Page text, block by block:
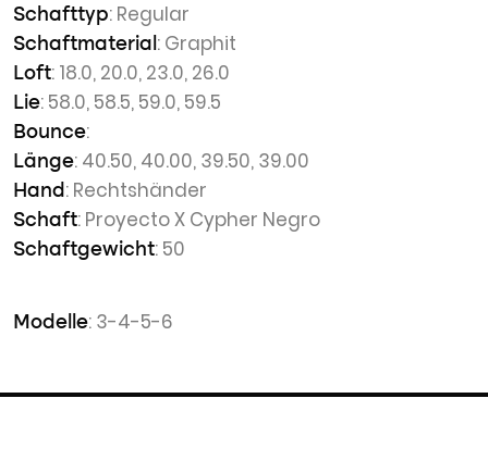
Schafttyp: Regular
Schaftmaterial : Graphit
Loft: 18.0, 20.0, 23.0, 26.0
Lie: 58.0, 58.5, 59.0, 59.5
Bounce:
Länge: 40.50, 40.00, 39.50, 39.00
Hand : Rechtshänder
Schaft: Proyecto X Cypher Negro
Schaftgewicht: 50
Modelle: 3-4-5-6